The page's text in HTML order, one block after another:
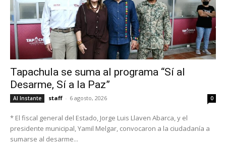
Tapachula se suma al programa “Sí al
Desarme, Sí a la Paz”
Al Instante staff - 6 agosto, 2026 0
* El fiscal general del Estado, Jorge Luis Llaven Abarca, y el
presidente municipal, Yamil Melgar, convocaron a la ciudadanía a
sumarse al desarme...